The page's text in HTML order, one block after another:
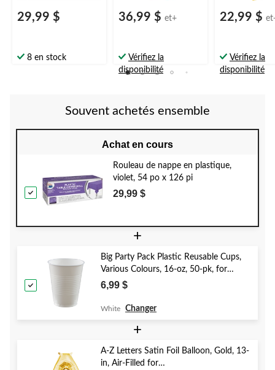
29,99 $
8 en stock
36,99 $ et+
Vérifiez la
disponibilité
22,99 $
Vérifiez la
disponibilité
Souvent achetés ensemble
Achat en cours
Rouleau de nappe en plastique,
violet, 54 po x 126 pi
29,99 $
+
Big Party Pack Plastic Reusable Cups,
Various Colours, 16-oz, 50-pk, for
Christmas/Thanksgiving/New Year's
6,99 $
White Changer
+
A-Z Letters Satin Foil Balloon, Gold, 13-
in, Air-Filled for